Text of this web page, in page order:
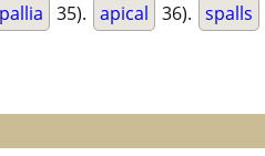
pallia 35). apical 36). spalls